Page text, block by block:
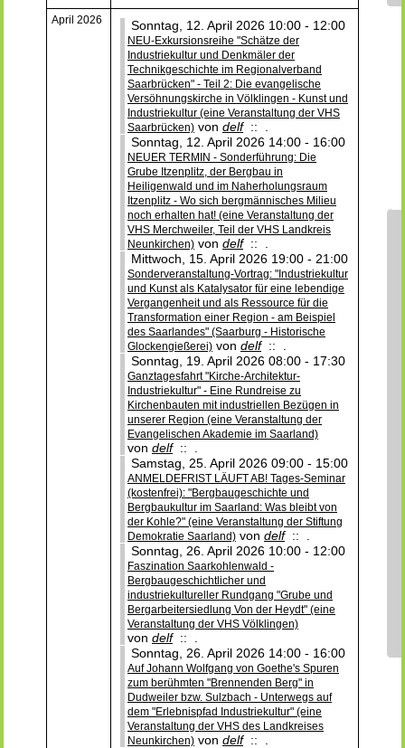
April 2026 Sonntag, 12. April 2026 10:00 - 12:00
NEU-Exkursionsreihe "Schätze der
Industriekultur und Denkmäler der
Technikgeschichte im Regionalverband
Saarbrücken" - Teil 2: Die evangelische
Versöhnungskirche in Völklingen - Kunst und
Industriekultur (eine Veranstaltung der VHS
Saarbrücken) von delf:: .
Sonntag, 12. April 2026 14:00 - 16:00
NEUER TERMIN - Sonderführung: Die
Grube Itzenplitz, der Bergbau in
Heiligenwald und im Naherholungsraum
Itzenplitz - Wo sich bergmännisches Milieu
noch erhalten hat! (eine Veranstaltung der
VHS Merchweiler, Teil der VHS Landkreis
Neunkirchen) von delf:: .
Mittwoch, 15. April 2026 19:00 - 21:00
Sonderveranstaltung-Vortrag: "Industriekultur
und Kunst als Katalysator für eine lebendige
Vergangenheit und als Ressource für die
Transformation einer Region - am Beispiel
des Saarlandes" (Saarburg - Historische
Glockengießerei) von delf:: .
Sonntag, 19. April 2026 08:00 - 17:30
Ganztagesfahrt "Kirche-Architektur-
Industriekultur" - Eine Rundreise zu
Kirchenbauten mit industriellen Bezügen in
unserer Region (eine Veranstaltung der
Evangelischen Akademie im Saarland)
von delf:: .
Samstag, 25. April 2026 09:00 - 15:00
ANMELDEFRIST LÄUFT AB! Tages-Seminar
(kostenfrei): "Bergbaugeschichte und
Bergbaukultur im Saarland: Was bleibt von
der Kohle?" (eine Veranstaltung der Stiftung
Demokratie Saarland) von delf:: .
Sonntag, 26. April 2026 10:00 - 12:00
Faszination Saarkohlenwald -
Bergbaugeschichtlicher und
industriekultureller Rundgang "Grube und
Bergarbeitersiedlung Von der Heydt" (eine
Veranstaltung der VHS Völklingen)
von delf:: .
Sonntag, 26. April 2026 14:00 - 16:00
Auf Johann Wolfgang von Goethe's Spuren
zum berühmten "Brennenden Berg" in
Dudweiler bzw. Sulzbach - Unterwegs auf
dem "Erlebnispfad Industriekultur" (eine
Veranstaltung der VHS des Landkreises
Neunkirchen) von delf:: .